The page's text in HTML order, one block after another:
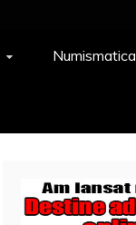
Numismatica